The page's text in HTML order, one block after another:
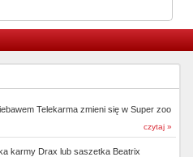
Telekarma zmieni się w Super zoo
czytaj »
karmy Drax lub saszetka Beatrix